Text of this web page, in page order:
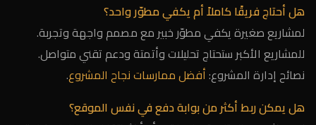
هل أحتاج فريقًا كاملاً أم يكفي مطوّر واحد؟
لمشاريع صغيرة يكفي مطوّر خبير مع مصمم واجهة وتجربة.
للمشاريع الأكبر ستحتاج تحليلات وأتمتة ودعم تقني متواصل.
نصائح إدارة المشروع:أفضل ممارسات نجاح المشروع.
هل يمكن ربط أكثر من بوابة دفع في نفس الموقع؟